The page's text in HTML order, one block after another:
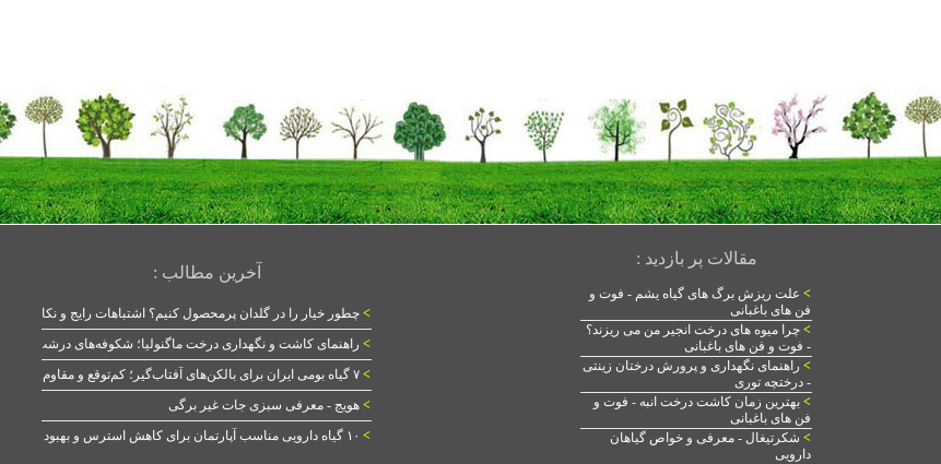
آخرین مطالب :
> چطور خیار را در گلدان پرمحصول کنیم؟ اشتباهات رایج و نکات طلایی
> راهنمای کاشت و نگهداری درخت ماگنولیا؛ شکوفه‌های درشت در بهار
> ۷ گیاه بومی ایران برای بالکن‌های آفتاب‌گیر؛ کم‌توقع و مقاوم
> هویج - معرفی سبزی جات غیر برگی
> ۱۰ گیاه دارویی مناسب آپارتمان برای کاهش استرس و بهبود خواب
مقالات پر بازدید :
> علت ریزش برگ های گیاه یشم - فوت و
فن های باغبانی
> چرا میوه های درخت انجیر من می ریزند؟
- فوت و فن های باغبانی
> راهنمای نگهداری و پرورش درختان زینتی
- درختچه توری
> بهترین زمان کاشت درخت انبه - فوت و
فن های باغبانی
> شکرتیغال - معرفی و خواص گیاهان
دارویی